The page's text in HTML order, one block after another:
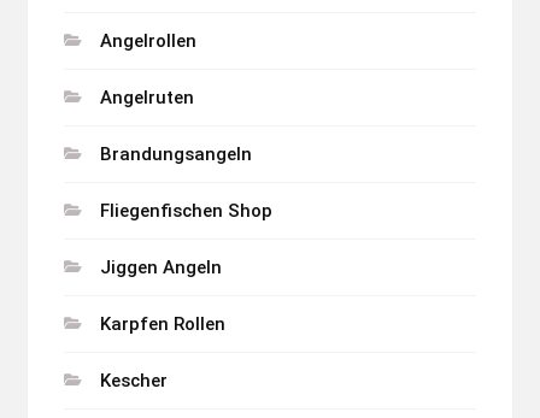
Angelrollen
Angelruten
Brandungsangeln
Fliegenfischen Shop
Jiggen Angeln
Karpfen Rollen
Kescher